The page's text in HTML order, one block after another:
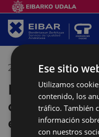
21/10/2022 10:00 -
castellano
Ese sitio
Utilizamos
contenido, los
tráfico. También
información
con nuestros